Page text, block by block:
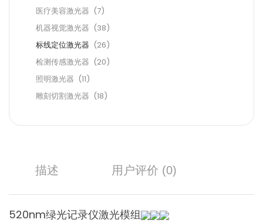
医疗美容激光器 (7)
机器视觉激光器 (38)
标线定位激光器 (26)
检测传感激光器 (20)
照明激光器 (11)
雕刻切割激光器 (18)
描述 用户评价 (0)
520nm绿光记录仪激光模组